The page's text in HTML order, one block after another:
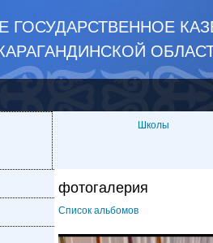
ГОСУДАРСТВЕННОЕ
Школы
фотогалерия
Список альбомов